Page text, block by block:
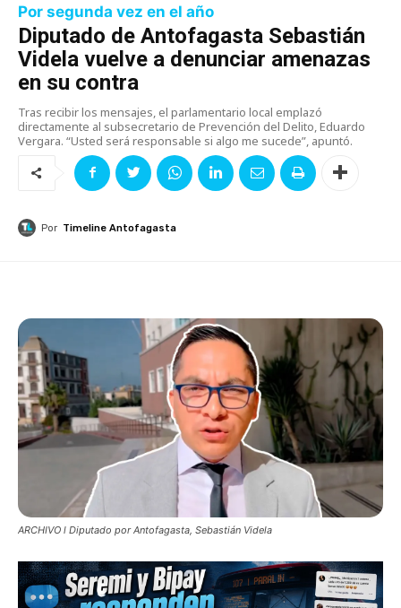
Por segunda vez en el año
Diputado de Antofagasta Sebastián
Videla vuelve a denunciar amenazas
en su contra
Tras recibir los mensajes, el parlamentario local emplazó
directamente al subsecretario de Prevención del Delito, Eduardo
Vergara. “Usted será responsable si algo me sucede”, apuntó.
Por Timeline Antofagasta
ARCHIVO l Diputado por Antofagasta, Sebastián Videla